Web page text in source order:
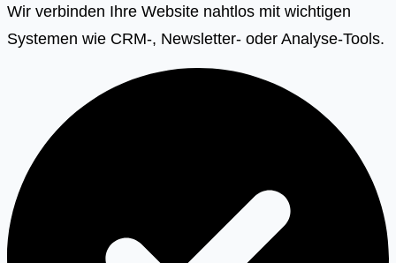
Wir verbinden Ihre Website nahtlos mit wichtigen
Systemen wie CRM-, Newsletter- oder Analyse-Tools.